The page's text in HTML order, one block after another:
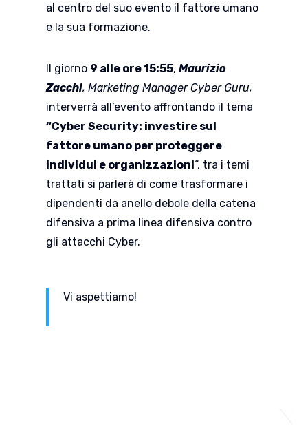
al centro del suo evento il fattore umano
e la sua formazione.
Il giorno 9 alle ore 15:55, Maurizio
Zacchi, Marketing Manager Cyber Guru,
interverrà all’evento affrontando il tema
“Cyber Security: investire sul
fattore umano per proteggere
individui e organizzazioni“, tra i temi
trattati si parlerà di come trasformare i
dipendenti da anello debole della catena
difensiva a prima linea difensiva contro
gli attacchi Cyber.
Vi aspettiamo!